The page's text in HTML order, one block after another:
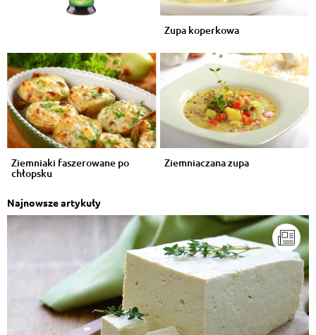
Zupa koperkowa
Ziemniaki faszerowane po
chłopsku
Ziemniaczana zupa
Najnowsze artykuły